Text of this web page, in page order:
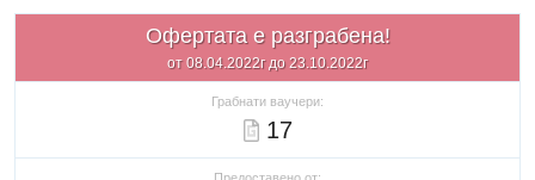
Офертата е разграбена!
от 08.04.2022г до 23.10.2022г
Грабнати ваучери:
17